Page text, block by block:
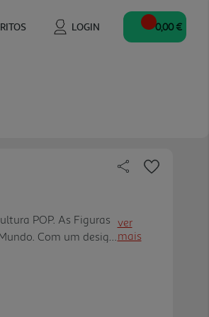
LOGIN 0,00 €
POP. As Figuras
Com um design
canto; com alta
ver
mais